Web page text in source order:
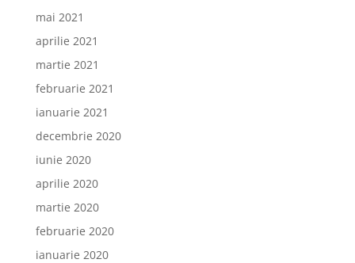
mai 2021
aprilie 2021
martie 2021
februarie 2021
ianuarie 2021
decembrie 2020
iunie 2020
aprilie 2020
martie 2020
februarie 2020
ianuarie 2020